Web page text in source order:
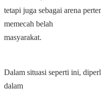
tetapi juga sebagai arena
memecah belah
masyarakat.
Dalam situasi seperti ini,
dalam